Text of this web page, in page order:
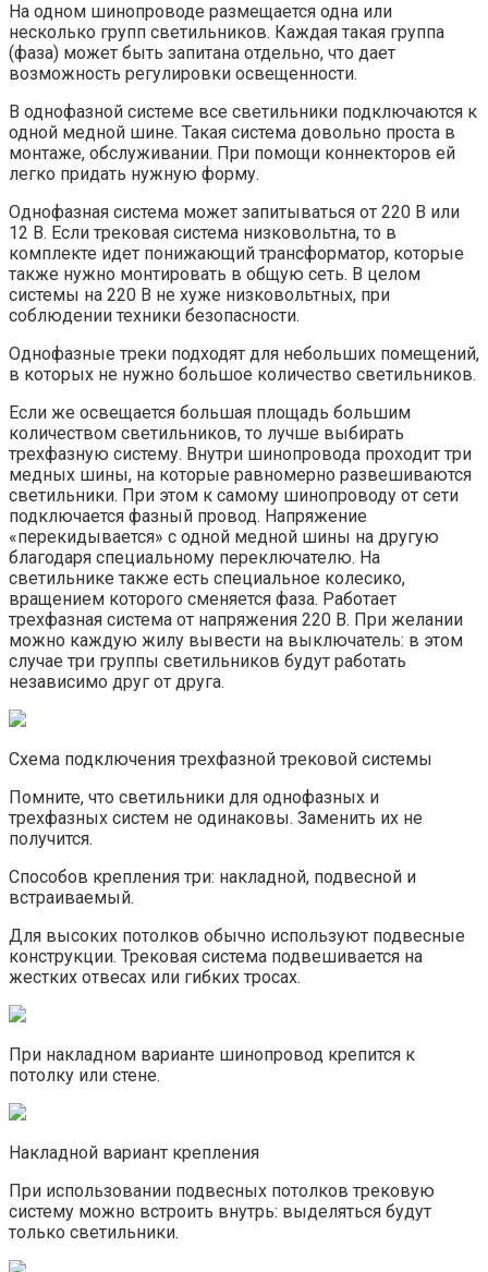
На одном шинопроводе размещается одна или
несколько групп светильников. Каждая такая группа
(фаза) может быть запитана отдельно, что дает
возможность регулировки освещенности.
В однофазной системе все светильники подключаются к
одной медной шине. Такая система довольно проста в
монтаже, обслуживании. При помощи коннекторов ей
легко придать нужную форму.
Однофазная система может запитываться от 220 В или
12 В. Если трековая система низковольтна, то в
комплекте идет понижающий трансформатор, которые
также нужно монтировать в общую сеть. В целом
системы на 220 В не хуже низковольтных, при
соблюдении техники безопасности.
Однофазные треки подходят для небольших помещений,
в которых не нужно большое количество светильников.
Если же освещается большая площадь большим
количеством светильников, то лучше выбирать
трехфазную систему. Внутри шинопровода проходит три
медных шины, на которые равномерно развешиваются
светильники. При этом к самому шинопроводу от сети
подключается фазный провод. Напряжение
«перекидывается» с одной медной шины на другую
благодаря специальному переключателю. На
светильнике также есть специальное колесико,
вращением которого сменяется фаза. Работает
трехфазная система от напряжения 220 В. При желании
можно каждую жилу вывести на выключатель: в этом
случае три группы светильников будут работать
независимо друг от друга.
Схема подключения трехфазной трековой системы
Помните, что светильники для однофазных и
трехфазных систем не одинаковы. Заменить их не
получится.
Способов крепления три: накладной, подвесной и
встраиваемый.
Для высоких потолков обычно используют подвесные
конструкции. Трековая система подвешивается на
жестких отвесах или гибких тросах.
При накладном варианте шинопровод крепится к
потолку или стене.
Накладной вариант крепления
При использовании подвесных потолков трековую
систему можно встроить внутрь: выделяться будут
только светильники.